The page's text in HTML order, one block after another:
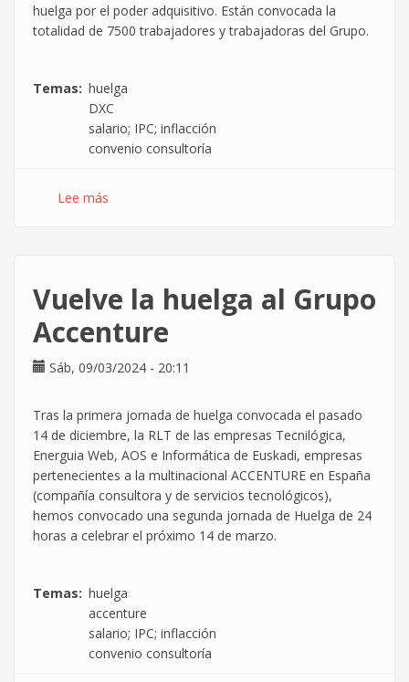
huelga por el poder adquisitivo. Están convocada la
totalidad de 7500 trabajadores y trabajadoras del Grupo.
Temas
huelga
DXC
salario; IPC; inflacción
convenio consultoría
Lee más
Huelga
la
DXC
el
poder
adquisitivo
Vuelve la huelga al Grupo
Accenture
Sáb, 09/03/2024 - 20:11
Tras la primera jornada de huelga convocada el pasado
14 de diciembre, la RLT de las empresas Tecnilógica,
Energuia Web, AOS e Informática de Euskadi, empresas
pertenecientes a la multinacional ACCENTURE en España
(compañía consultora y de servicios tecnológicos),
hemos convocado una segunda jornada de Huelga de 24
horas a celebrar el próximo 14 de marzo.
Temas
huelga
accenture
salario; IPC; inflacción
convenio consultoría